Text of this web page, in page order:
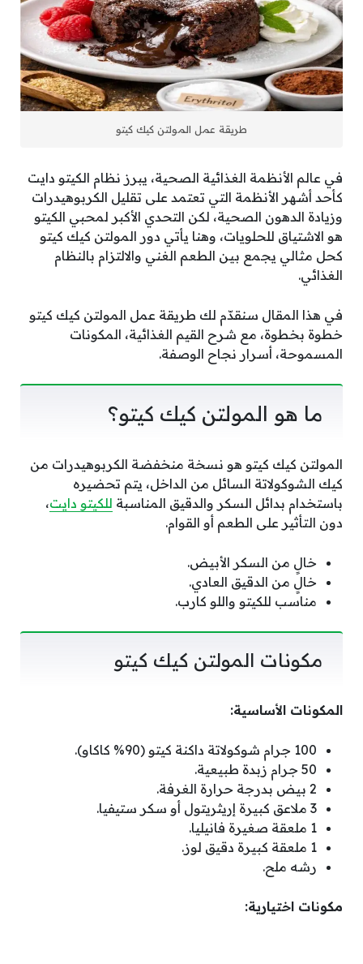
طريقة عمل المولتن كيك كيتو
في عالم الأنظمة الغذائية الصحية، يبرز نظام الكيتو دايت
كأحد أشهر الأنظمة التي تعتمد على تقليل الكربوهيدرات
وزيادة الدهون الصحية، لكن التحدي الأكبر لمحبي الكيتو
هو الاشتياق للحلويات، وهنا يأتي دور المولتن كيك كيتو
كحل مثالي يجمع بين الطعم الغني والالتزام بالنظام
الغذائي.
في هذا المقال سنقدّم لك طريقة عمل المولتن كيك كيتو
خطوة بخطوة، مع شرح القيم الغذائية، المكونات
المسموحة، أسرار نجاح الوصفة.
ما هو المولتن كيك كيتو؟
المولتن كيك كيتو هو نسخة منخفضة الكربوهيدرات من
كيك الشوكولاتة السائل من الداخل، يتم تحضيره
باستخدام بدائل السكر والدقيق المناسبة للكيتو دايت،
دون التأثير على الطعم أو القوام.
خالٍ من السكر الأبيض.
خالٍ من الدقيق العادي.
مناسب للكيتو واللو كارب.
مكونات المولتن كيك كيتو
المكونات الأساسية:
100 جرام شوكولاتة داكنة كيتو (90% كاكاو).
50 جرام زبدة طبيعية.
2 بيض بدرجة حرارة الغرفة.
3 ملاعق كبيرة إريثريتول أو سكر ستيفيا.
1 ملعقة صغيرة فانيليا.
1 ملعقة كبيرة دقيق لوز.
رشه ملح.
مكونات اختيارية: